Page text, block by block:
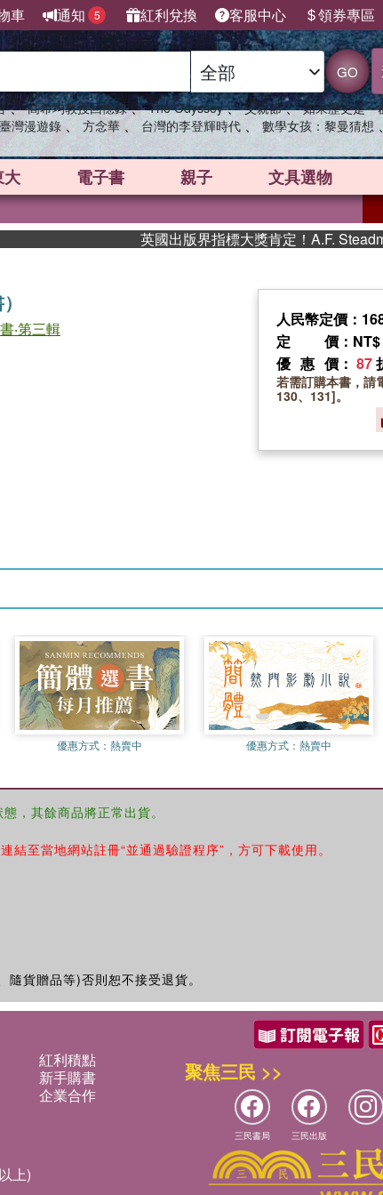
車 通知 5 紅利兌換 客服中心 領券專區
GO
、 高希均教授回憶錄 、 The Odyssey 、 父親節 、 如果歷史是一
灣漫遊錄 、 方念華 、 台灣的李登輝時代 、 數學女孩：黎曼猜想 、
大 電子書 親子 文具選物
英國出版界指標大獎肯定！A.F.
‧第三輯
人民幣定價：
定價 ：
優惠價 ： 87
若需訂購本書，請
130、131]。
優惠方式： 熱賣中 優惠方式： 熱賣中
，其餘商品將正常出貨。
至當地網站註冊“並通過驗證程序”，方可下載使用。
貨贈品等)否則恕不接受退貨。
紅利積點
新手購書
企業合作
上)
聚焦三民 >>
三民書局 三民出版